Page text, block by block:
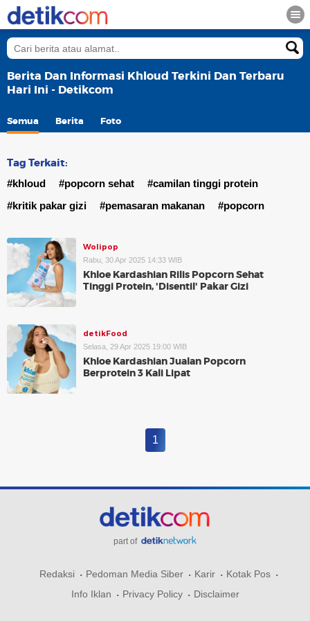
Berita Dan Informasi Khloud Terkini Dan Terbaru
Hari Ini - Detikcom
Semua Berita Foto
Tag Terkait:
#khloud #popcorn sehat
#camilan tinggi protein
#kritik pakar gizi
#pemasaran makanan #popcorn
Wolipop
Rabu, 30 Apr 2025 14:33 WIB
Khloe Kardashian Rilis Popcorn Sehat
Tinggi Protein, 'Disentil' Pakar Gizi
detikFood
Selasa, 29 Apr 2025 19:00 WIB
Khloe Kardashian Jualan Popcorn
Berprotein 3 Kali Lipat
1
part of
Redaksi Pedoman Media Siber Karir
Kotak Pos
Info Iklan
Privacy Policy Disclaimer